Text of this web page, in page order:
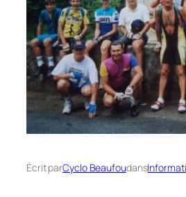
Écrit parCyclo Beaufoudans